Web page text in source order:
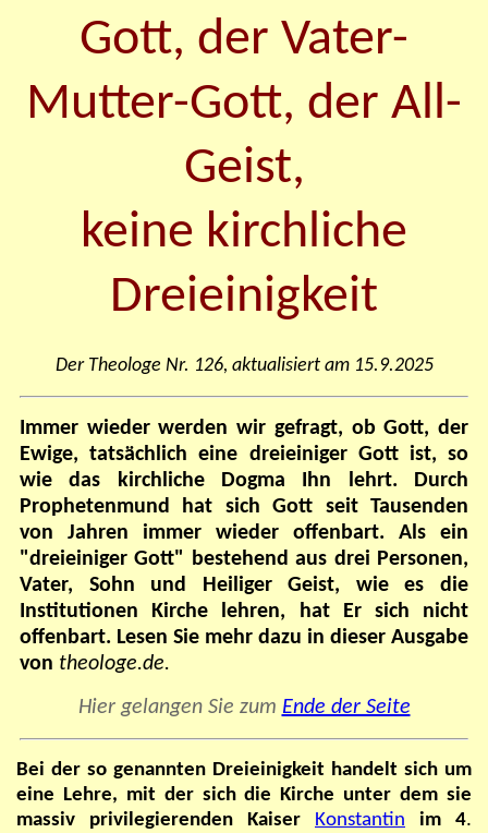
Gott, der Vater-
Mutter-Gott, der All-
Geist,
keine kirchliche
Dreieinigkeit
Der Theologe Nr. 126, aktualisiert am 15.9.2025
Immer wieder werden wir gefragt, ob Gott, der
Ewige, tatsächlich eine dreieiniger Gott ist, so
wie das kirchliche Dogma Ihn lehrt. Durch
Prophetenmund hat sich Gott seit Tausenden
von Jahren immer wieder offenbart. Als ein
"dreieiniger Gott" bestehend aus drei Personen,
Vater, Sohn und Heiliger Geist, wie es die
Institutionen Kirche lehren, hat Er sich nicht
offenbart. Lesen Sie mehr dazu in dieser Ausgabe
von theologe.de.
Hier gelangen Sie zum Ende der Seite
Bei der so genannten Dreieinigkeit handelt sich um
eine Lehre, mit der sich die Kirche unter dem sie
massiv privilegierenden Kaiser Konstantin im 4.